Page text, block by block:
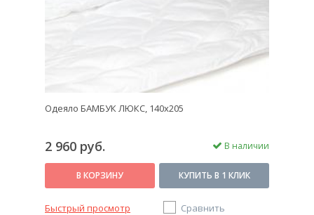
Одеяло БАМБУК ЛЮКС, 140x205
2 960 руб. В наличии
В КОРЗИНУ КУПИТЬ В 1 КЛИК
Быстрый просмотр Сравнить